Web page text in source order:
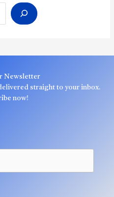
Newsletter
straight to your inbox.
now!